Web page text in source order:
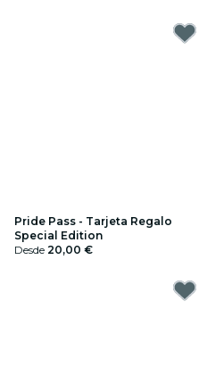
Pride Pass - Tarjeta Regalo
Special Edition
Desde 20,00 €